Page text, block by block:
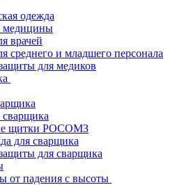
одежда
медицины
врачей
среднего и младшего персонала
для медиков
сварщика
щитки РОСОМЗ
для сварщика
для сварщика
от падения с высоты